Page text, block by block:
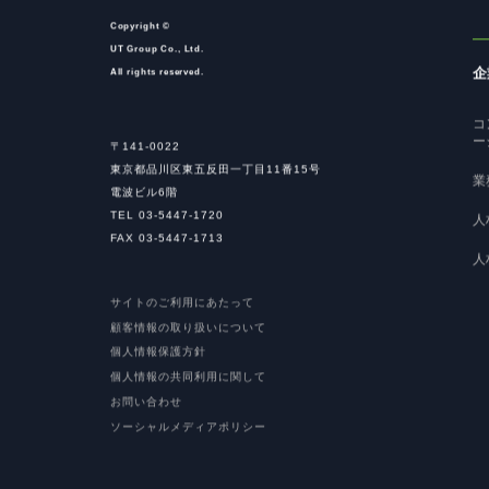
Copyright ©
UT Group Co., Ltd.
All rights reserved.
〒141-0022
東京都品川区東五反田一丁目11番15号
電波ビル6階
TEL 03-5447-1720
FAX 03-5447-1713
サイトのご利用にあたって
顧客情報の取り扱いについて
個人情報保護方針
個人情報の共同利用に関して
お問い合わせ
ソーシャルメディアポリシー
ー
業